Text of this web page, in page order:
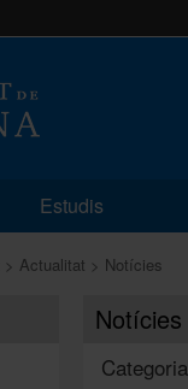
Estudis
Actualitat Notícies
Notícies
Categoria